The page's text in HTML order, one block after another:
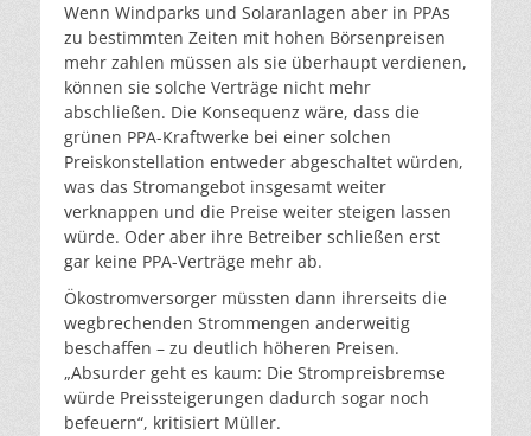
Wenn Windparks und Solaranlagen aber in PPAs
zu bestimmten Zeiten mit hohen Börsenpreisen
mehr zahlen müssen als sie überhaupt verdienen,
können sie solche Verträge nicht mehr
abschließen. Die Konsequenz wäre, dass die
grünen PPA-Kraftwerke bei einer solchen
Preiskonstellation entweder abgeschaltet würden,
was das Stromangebot insgesamt weiter
verknappen und die Preise weiter steigen lassen
würde. Oder aber ihre Betreiber schließen erst
gar keine PPA-Verträge mehr ab.
Ökostromversorger müssten dann ihrerseits die
wegbrechenden Strommengen anderweitig
beschaffen – zu deutlich höheren Preisen.
„Absurder geht es kaum: Die Strompreisbremse
würde Preissteigerungen dadurch sogar noch
befeuern“, kritisiert Müller.